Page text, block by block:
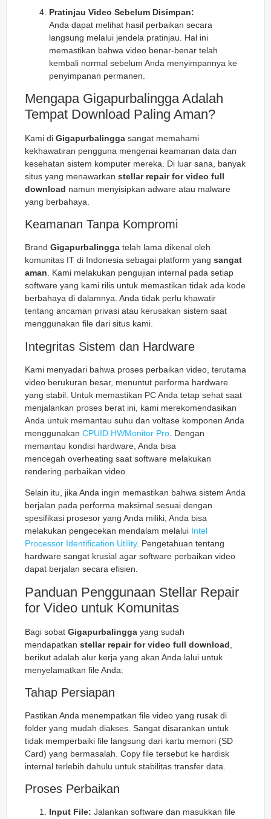
Pratinjau Video Sebelum Disimpan:
Anda dapat melihat hasil perbaikan secara
langsung melalui jendela pratinjau. Hal ini
memastikan bahwa video benar-benar telah
kembali normal sebelum Anda menyimpannya ke
penyimpanan permanen.
Mengapa Gigapurbalingga Adalah
Tempat Download Paling Aman?
Kami di Gigapurbalingga sangat memahami
kekhawatiran pengguna mengenai keamanan data dan
kesehatan sistem komputer mereka. Di luar sana, banyak
situs yang menawarkan stellar repair for video full
download namun menyisipkan adware atau malware
yang berbahaya.
Keamanan Tanpa Kompromi
Brand Gigapurbalingga telah lama dikenal oleh
komunitas IT di Indonesia sebagai platform yang sangat
aman. Kami melakukan pengujian internal pada setiap
software yang kami rilis untuk memastikan tidak ada kode
berbahaya di dalamnya. Anda tidak perlu khawatir
tentang ancaman privasi atau kerusakan sistem saat
menggunakan file dari situs kami.
Integritas Sistem dan Hardware
Kami menyadari bahwa proses perbaikan video, terutama
video berukuran besar, menuntut performa hardware
yang stabil. Untuk memastikan PC Anda tetap sehat saat
menjalankan proses berat ini, kami merekomendasikan
Anda untuk memantau suhu dan voltase komponen Anda
menggunakan CPUID HWMonitor Pro . Dengan
memantau kondisi hardware, Anda bisa
mencegah overheating saat software melakukan
rendering perbaikan video.
Selain itu, jika Anda ingin memastikan bahwa sistem Anda
berjalan pada performa maksimal sesuai dengan
spesifikasi prosesor yang Anda miliki, Anda bisa
melakukan pengecekan mendalam melalui Intel
Processor Identification Utility. Pengetahuan tentang
hardware sangat krusial agar software perbaikan video
dapat berjalan secara efisien.
Panduan Penggunaan Stellar Repair
for Video untuk Komunitas
Bagi sobat Gigapurbalingga yang sudah
mendapatkan stellar repair for video full download
berikut adalah alur kerja yang akan Anda lalui untuk
menyelamatkan file Anda:
Tahap Persiapan
Pastikan Anda menempatkan file video yang rusak di
folder yang mudah diakses. Sangat disarankan untuk
tidak memperbaiki file langsung dari kartu memori (SD
Card) yang bermasalah. Copy file tersebut ke hardisk
internal terlebih dahulu untuk stabilitas transfer data.
Proses Perbaikan
Input File: Jalankan software dan masukkan file